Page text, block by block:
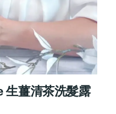
生薑清茶洗髮露